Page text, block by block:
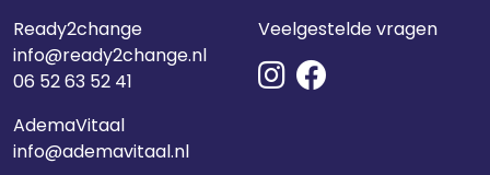
Ready2change
info@ready2change.nl
06 52 63 52 41
AdemaVitaal
info@ademavitaal.nl
Veelgestelde vragen